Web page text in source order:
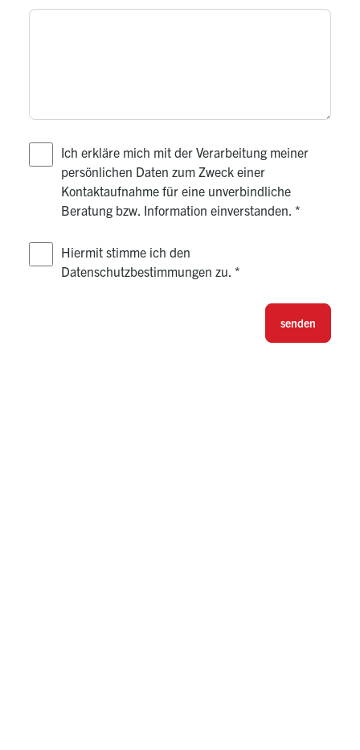
Ich erkläre mich mit der Verarbeitung meiner
persönlichen Daten zum Zweck einer
Kontaktaufnahme für eine unverbindliche
Beratung bzw. Information einverstanden. *
Hiermit stimme ich den
Datenschutzbestimmungen zu. *
senden